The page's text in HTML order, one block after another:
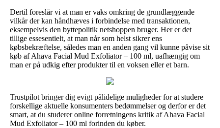
Dertil foreslår vi at man er vaks omkring de grundlæggende
vilkår der kan håndhæves i forbindelse med transaktionen,
eksempelvis den byttepolitik netshoppen bruger. Her er det
tillige essesentielt, at man når som helst sikrer ens
købsbekræftelse, således man en anden gang vil kunne påvise sit
køb af Ahava Facial Mud Exfoliator – 100 ml, uafhængig om
man er på udkig efter produkter til en voksen eller et barn.
Trustpilot bringer dig evigt pålidelige muligheder for at studere
forskellige aktuelle konsumenters bedømmelser og derfor er det
smart, at du studerer online forretningens kritik af Ahava Facial
Mud Exfoliator – 100 ml forinden du køber.